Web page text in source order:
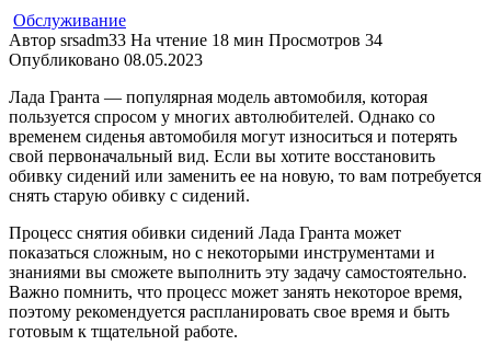
Обслуживание
Автор srsadm33 На чтение 18 мин Просмотров 34
Опубликовано 08.05.2023
Лада Гранта — популярная модель автомобиля, которая
пользуется спросом у многих автолюбителей. Однако со
временем сиденья автомобиля могут износиться и потерять
свой первоначальный вид. Если вы хотите восстановить
обивку сидений или заменить ее на новую, то вам потребуется
снять старую обивку с сидений.
Процесс снятия обивки сидений Лада Гранта может
показаться сложным, но с некоторыми инструментами и
знаниями вы сможете выполнить эту задачу самостоятельно.
Важно помнить, что процесс может занять некоторое время,
поэтому рекомендуется распланировать свое время и быть
готовым к тщательной работе.